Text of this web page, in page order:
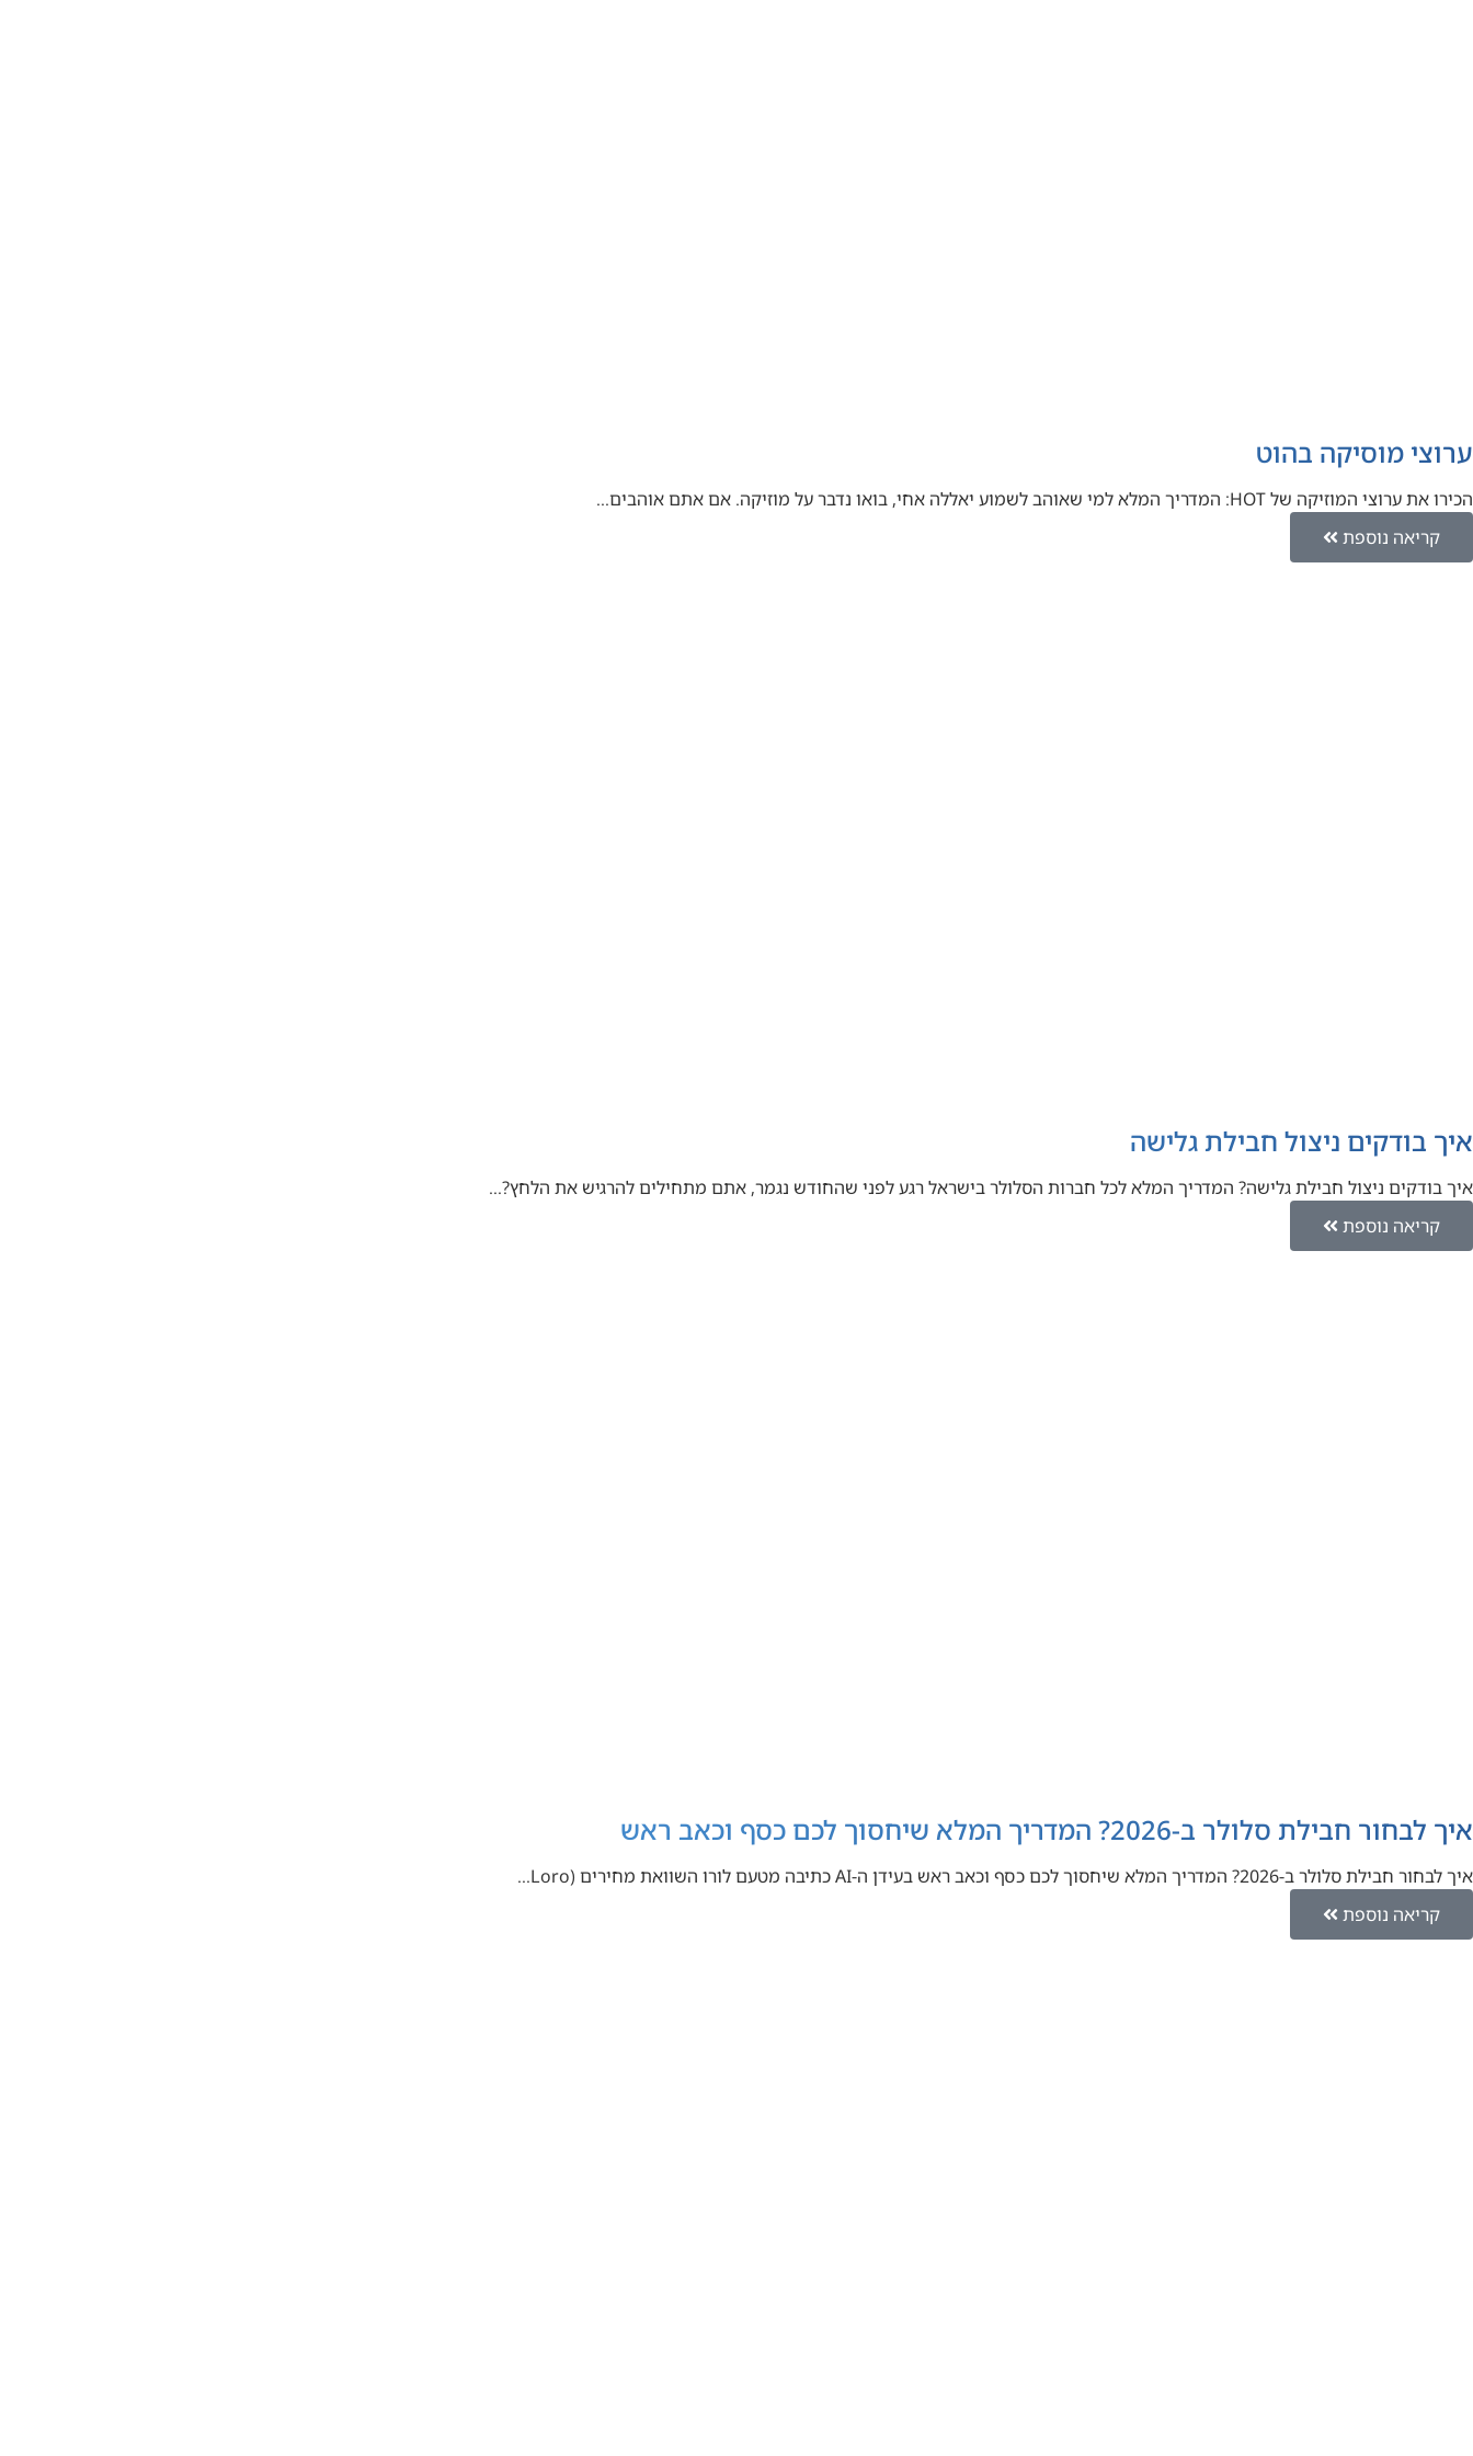
ערוצי מוסיקה בהוט
הכירו את ערוצי המוזיקה של HOT: המדריך המלא למי שאוהב לשמוע יאללה אחי, בואו נדבר על מוזיקה. אם אתם אוהבים…
קריאה נוספת
איך בודקים ניצול חבילת גלישה
איך בודקים ניצול חבילת גלישה? המדריך המלא לכל חברות הסלולר בישראל רגע לפני שהחודש נגמר, אתם מתחילים להרגיש את הלחץ?…
קריאה נוספת
איך לבחור חבילת סלולר ב-2026? המדריך המלא שיחסוך לכם כסף וכאב ראש
איך לבחור חבילת סלולר ב-2026? המדריך המלא שיחסוך לכם כסף וכאב ראש בעידן ה-AI כתיבה מטעם לורו השוואת מחירים (Loro…
קריאה נוספת